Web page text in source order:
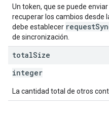
Un token, que se puede
recuperar los cambios desde
debe establecer
de sincronización.
totalSize
integer
La cantidad total de otros